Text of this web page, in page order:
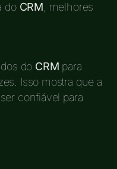
do CRM , melhores
do CRM para
Isso mostra que a
confiável para